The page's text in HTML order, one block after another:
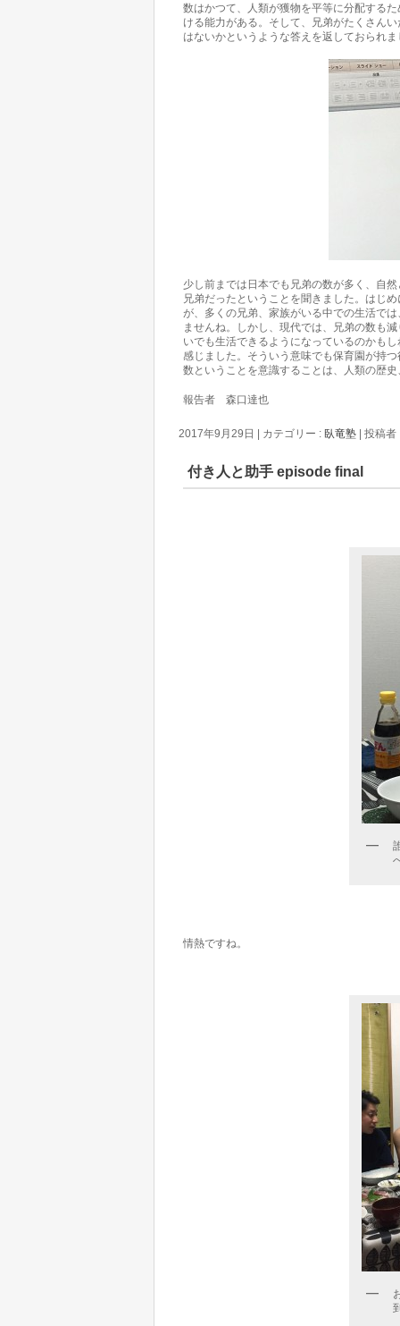
数はかつて、人類が獲物を平等に分配する
ける能力がある。そして、兄弟がたくさん
はないかというような答えを返しておられま
少し前までは日本でも兄弟の数が多く、自
兄弟だったということを聞きました。はじ
が、多くの兄弟、家族がいる中での生活で
ませんね。しかし、現代では、兄弟の数も
いでも生活できるようになっているのかも
感じました。そういう意味でも保育園が持
数ということを意識することは、人類の歴
報告者 森口達也
2017年9月29日 カテゴリー : 臥竜塾 |投稿
付き人と助手 episode final
情熱ですね。